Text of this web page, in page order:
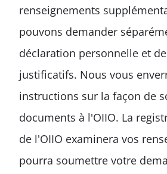
renseignements
pouvons demander
déclaration personnelle et
justificatifs. Nous vous
instructions sur la façon de
documents à l'OIIO. La
de l'OIIO examinera vos
pourra soumettre votre